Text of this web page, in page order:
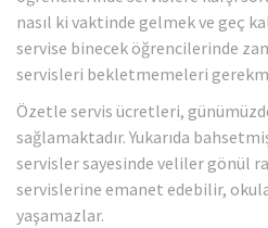
nasıl ki vaktinde gelmek ve geç
servise binecek öğrencilerinde
servisleri bekletmemeleri
Özetle servis ücretleri,
sağlamaktadır. Yukarıda
servisler sayesinde veliler gönül
servislerine emanet edebilir,
yaşamazlar.